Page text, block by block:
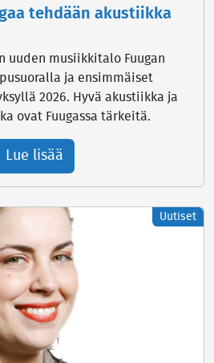
tehdään akustiikka
uuden musiikkitalo Fuugan
ja ensimmäiset
2026. Hyvä akustiikka ja
ovat Fuugassa tärkeitä.
Lue lisää
Uutiset